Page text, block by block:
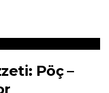
Pöç –